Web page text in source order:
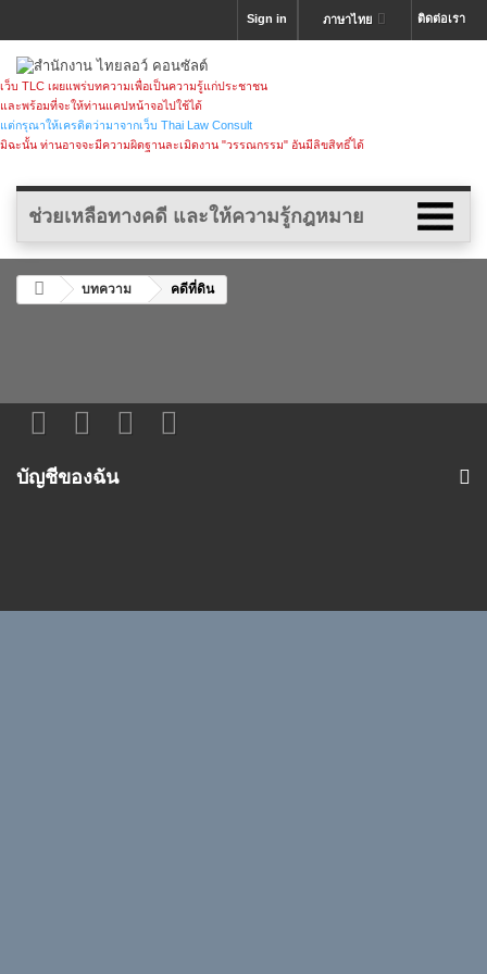
ติดต่อเรา
ภาษาไทย
Sign in
เว็บ TLC เผยแพร่บทความเพื่อเป็นความรู้แก่ประชาชน
และพร้อมที่จะให้ท่านแคปหน้าจอไปใช้ได้
แต่กรุณาให้เครดิตว่ามาจากเว็บ Thai Law Consult
มิฉะนั้น ท่านอาจจะมีความผิดฐานละเมิดงาน "วรรณกรรม" อันมีลิขสิทธิ์ได้
ช่วยเหลือทางคดี และให้ความรู้กฎหมาย
บทความ คดีที่ดิน
บัญชีของฉัน